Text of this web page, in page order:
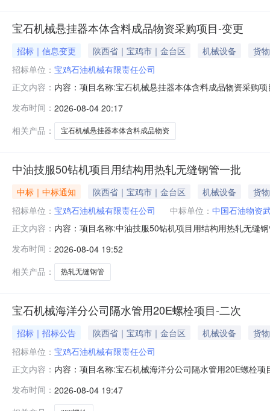
宝石机械悬挂器本体含料成品物资采购项目-变更
招标｜信息变更 陕西省｜宝鸡市｜金台区 机械设备
货物
招标单位： 宝鸡石油机械有限责任公司
正文内容： 内容：项目名称:宝石机械悬挂器本体含料成品物资采购
09173462792采购代理机构联系人：申建刚采购代理机
发布时间： 2026-08-04 20:17
相关产品：
宝石机械悬挂器本体含料成品物资
中油技服50钻机项目用结构用热轧无缝钢管一批
中标｜中标通知 陕西省｜宝鸡市｜金台区 机械设备
货物
招标单位： 宝鸡石油机械有限责任公司 中标单位： 中国石油物资
正文内容： 内容：项目名称:中油技服50钻机项目用结构用热轧无缝
发布时间： 2026-08-04 19:52
相关产品：
热轧无缝钢管
宝石机械海洋分公司隔水管用20E螺栓项目-二次
招标｜招标公告 陕西省｜宝鸡市｜金台区 机械设备
货物
招标单位： 宝鸡石油机械有限责任公司
正文内容： 内容：项目名称:宝石机械海洋分公司隔水管用20E螺栓
二次.zip
发布时间： 2026-08-04 19:47